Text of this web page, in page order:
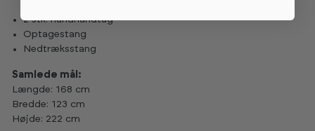
2 stk. håndhåndtag
Optagestang
Nedtræksstang
Samlede mål:
Længde: 168 cm
Bredde: 123 cm
Højde: 222 cm